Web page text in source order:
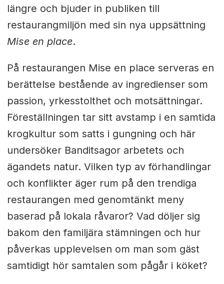
längre och bjuder in publiken till
restaurangmiljön med sin nya uppsättning
Mise en place.
På restaurangen Mise en place serveras en
berättelse bestående av ingredienser som
passion, yrkesstolthet och motsättningar.
Föreställningen tar sitt avstamp i en samtida
krogkultur som satts i gungning och här
undersöker Banditsagor arbetets och
ägandets natur. Vilken typ av förhandlingar
och konflikter äger rum på den trendiga
restaurangen med genomtänkt meny
baserad på lokala råvaror? Vad döljer sig
bakom den familjära stämningen och hur
påverkas upplevelsen om man som gäst
samtidigt hör samtalen som pågår i köket?